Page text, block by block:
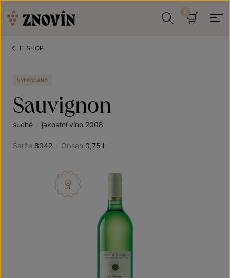
E-SHOP
VYPRODÁNO
Sauvignon
suché / jakostní víno 2008
Šarže 8042 / Obsah 0,75 l